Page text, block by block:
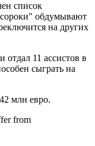
список
обдумывают
на других
отдал 11 ассистов в
сыграть на
млн евро.
from